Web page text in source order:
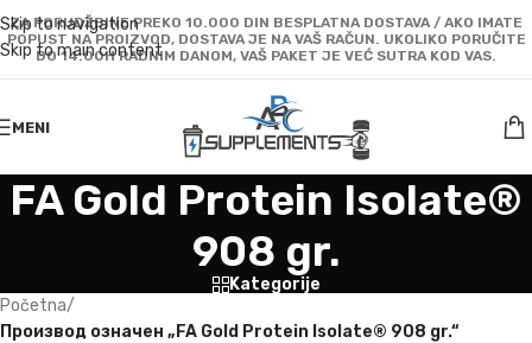
Skip to navigation
Skip to main content
ZA PORUDŽBINE PREKO 10.000 DIN BESPLATNA DOSTAVA / AKO IMATE
POPUST NA PROIZVOD, DOSTAVA JE NA VAŠ RAČUN. UKOLIKO PORUČITE
DO 14:00H RADNIM DANOM, VAŠ PAKET JE VEĆ SUTRA KOD VAS.
MENI
FA Gold Protein Isolate®
908 gr.
Kategorije
Početna/
Производ oзначен „FA Gold Protein Isolate® 908 gr.“